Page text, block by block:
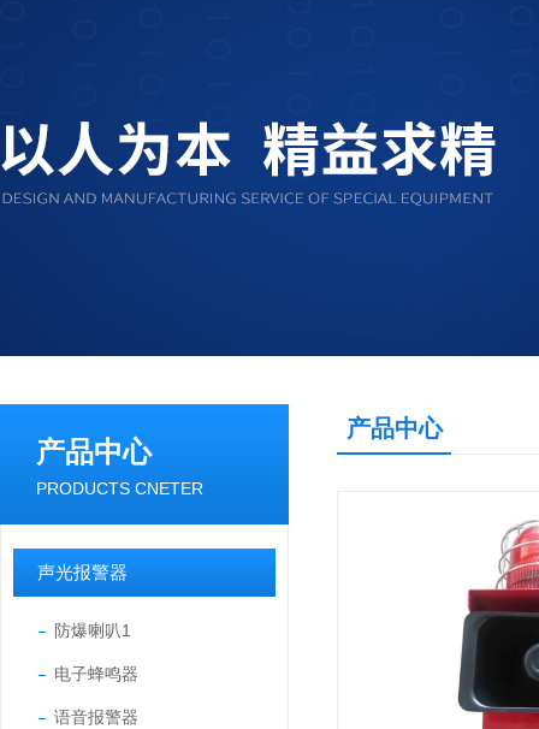
产品中心
PRODUCTS CNETER
声光报警器
防爆喇叭1
电子蜂鸣器
语音报警器
产品中心